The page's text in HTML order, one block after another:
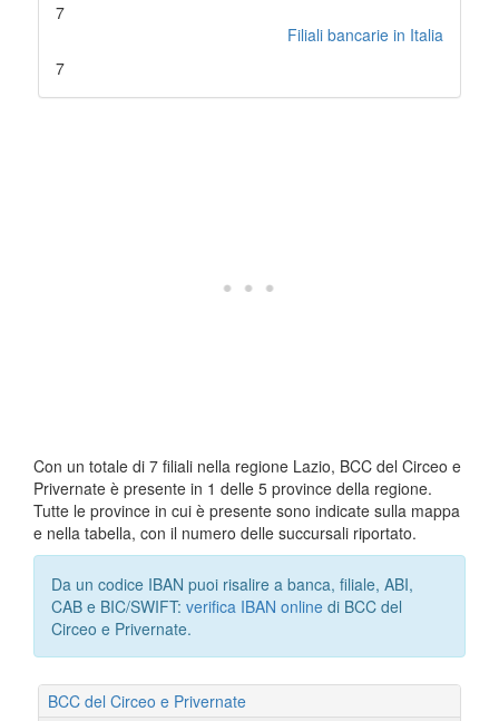
7
Filiali bancarie in Italia
7
Con un totale di 7 filiali nella regione Lazio, BCC del Circeo e
Privernate è presente in 1 delle 5 province della regione.
Tutte le province in cui è presente sono indicate sulla mappa
e nella tabella, con il numero delle succursali riportato.
Da un codice IBAN puoi risalire a banca, filiale, ABI,
CAB e BIC/SWIFT: verifica IBAN online di BCC del
Circeo e Privernate.
BCC del Circeo e Privernate